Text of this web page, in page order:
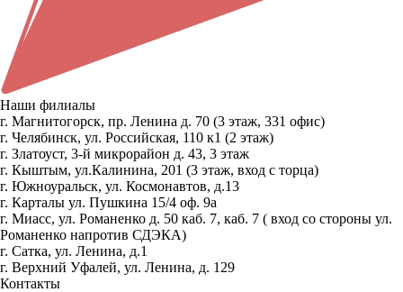
Наши филиалы
г. Магнитогорск, пр. Ленина д. 70 (3 этаж, 331 офис)
г. Челябинск, ул. Российская, 110 к1 (2 этаж)
г. Златоуст, 3-й микрорайон д. 43, 3 этаж
г. Кыштым, ул.Калинина, 201 (3 этаж, вход с торца)
г. Южноуральск, ул. Космонавтов, д.13
г. Карталы ул. Пушкина 15/4 оф. 9а
г. Миасс, ул. Романенко д. 50 каб. 7, каб. 7 ( вход со стороны ул.
Романенко напротив СДЭКА)
г. Сатка, ул. Ленина, д.1
г. Верхний Уфалей, ул. Ленина, д. 129
Контакты